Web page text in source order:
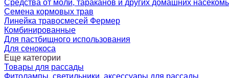
Средства от моли, тараканов и других домашних
Семена кормовых трав
Линейка травосмесей Фермер
Комбинированные
Для пастбищного использования
Для сенокоса
Еще категории
Товары для рассады
Фитолампы, светильники, аксессуары для рассады